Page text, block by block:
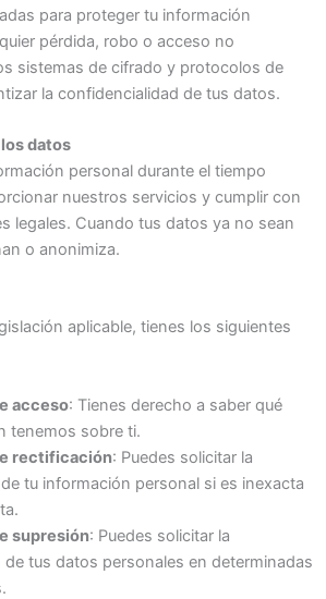
para proteger tu información
pérdida, robo o acceso no
sistemas de cifrado y protocolos de
la confidencialidad de tus datos.
datos
personal durante el tiempo
nuestros servicios y cumplir con
legales. Cuando tus datos ya no sean
o anonimiza.
aplicable, tienes los siguientes
acceso: Tienes derecho a saber qué
tenemos sobre ti.
rectificación: Puedes solicitar la
tu información personal si es inexacta
supresión: Puedes solicitar la
de tus datos personales en determinadas